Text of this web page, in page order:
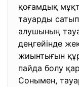
қоғамдық
тауарды
алушының
деңгейінде
жиынтығын
пайда болу
Сонымен,